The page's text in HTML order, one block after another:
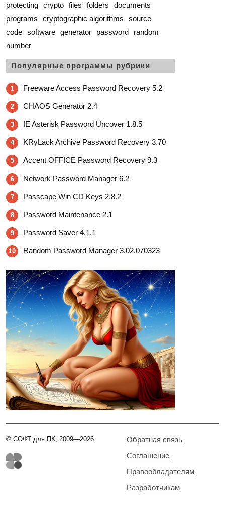
protecting crypto files folders
documents
programs
cryptographic algorithms
source
code software generator password
random
number
Популярные программы рубрики
1 Freeware Access Password Recovery 5.2
2 CHAOS Generator 2.4
3 IE Asterisk Password Uncover 1.8.5
4 KRyLack Archive Password Recovery 3.70
5 Accent OFFICE Password Recovery 9.3
6 Network Password Manager 6.2
7 Passcape Win CD Keys 2.8.2
8 Password Maintenance 2.1
9 Password Saver 4.1.1
10 Random Password Manager 3.02.070323
© СОФТ для ПК, 2009—2026
Обратная связь
Соглашение
Правообладателям
Разработчикам